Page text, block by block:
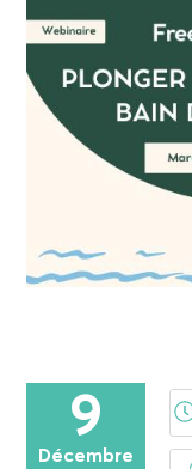
9
Décembre